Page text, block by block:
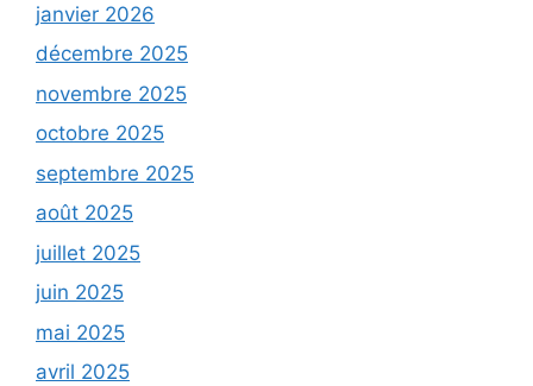
janvier 2026
décembre 2025
novembre 2025
octobre 2025
septembre 2025
août 2025
juillet 2025
juin 2025
mai 2025
avril 2025